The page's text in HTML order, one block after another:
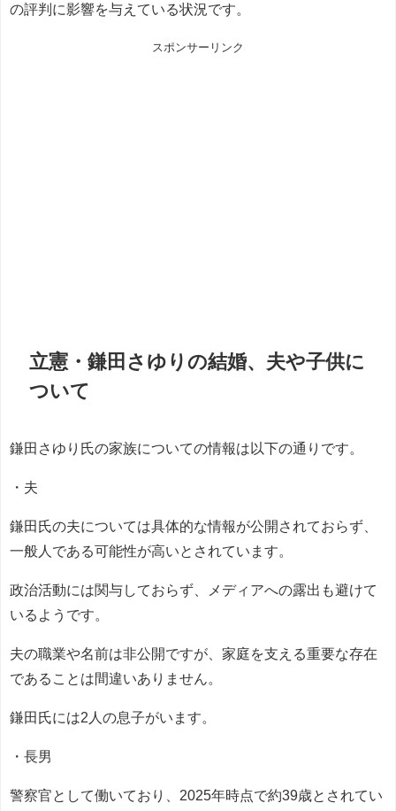
の評判に影響を与えている状況です。
スポンサーリンク
立憲・鎌田さゆりの結婚、夫や子供に
ついて
鎌田さゆり氏の家族についての情報は以下の通りです。
・夫
鎌田氏の夫については具体的な情報が公開されておらず、
一般人である可能性が高いとされています。
政治活動には関与しておらず、メディアへの露出も避けて
いるようです。
夫の職業や名前は非公開ですが、家庭を支える重要な存在
であることは間違いありません。
鎌田氏には2人の息子がいます。
・長男
警察官として働いており、2025年時点で約39歳とされてい